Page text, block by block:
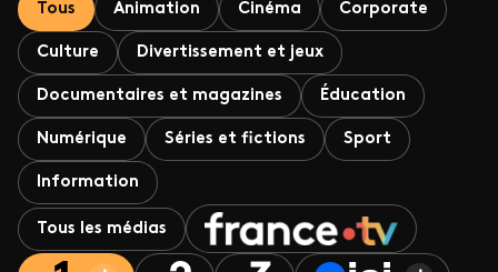
Tous Animation Cinéma Corporate
Culture Divertissement et jeux
Documentaires et magazines Éducation
Numérique Séries et fictions Sport
Information
Tous les médias